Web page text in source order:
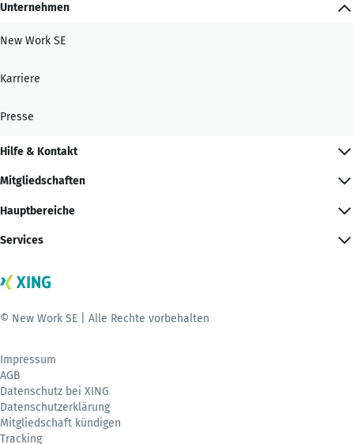
Unternehmen
New Work SE
Karriere
Presse
Hilfe & Kontakt
Mitgliedschaften
Hauptbereiche
Services
© New Work SE | Alle Rechte vorbehalten
Impressum
AGB
Datenschutz bei XING
Datenschutzerklärung
Mitgliedschaft kündigen
Tracking